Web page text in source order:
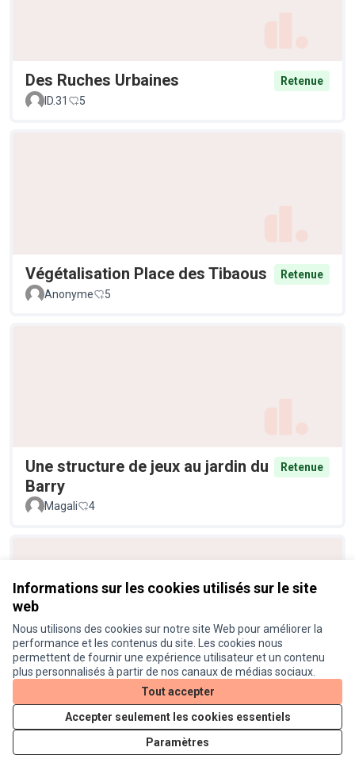
Informations sur les cookies utilisés sur le site
web
Nous utilisons des cookies sur notre site Web pour améliorer la
performance et les contenus du site. Les cookies nous
permettent de fournir une expérience utilisateur et un contenu
plus personnalisés à partir de nos canaux de médias sociaux.
Tout accepter
Accepter seulement les cookies essentiels
Paramètres
Des Ruches Urbaines
Retenue
ID.31
5
Végétalisation Place des Tibaous
Retenue
Anonyme
5
Une structure de jeux au jardin du
Barry
Retenue
Magali 4
Vive l'énergie solaire !
Retenue